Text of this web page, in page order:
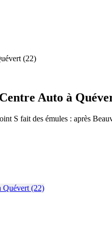
(22)
Auto à
S fait des émules : après